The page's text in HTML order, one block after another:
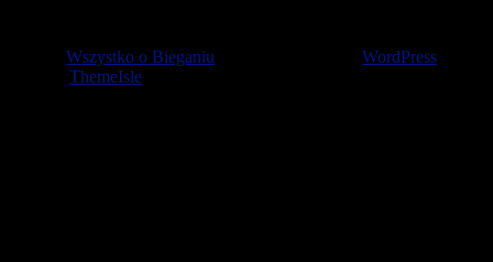
Wszystko o Bieganiu
WordPress
ThemeIsle